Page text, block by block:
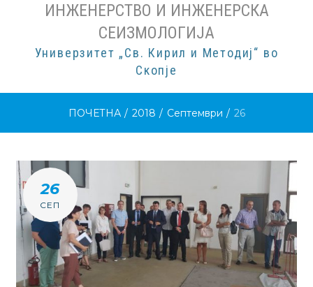
ИНЖЕНЕРСТВО И ИНЖЕНЕРСКА
СЕИЗМОЛОГИЈА
Универзитет „Св. Кирил и Методиј“ во
Скопје
ПОЧЕТНА / 2018 / Септември / 26
ДЕН:
Д.М.Г
26
СЕП